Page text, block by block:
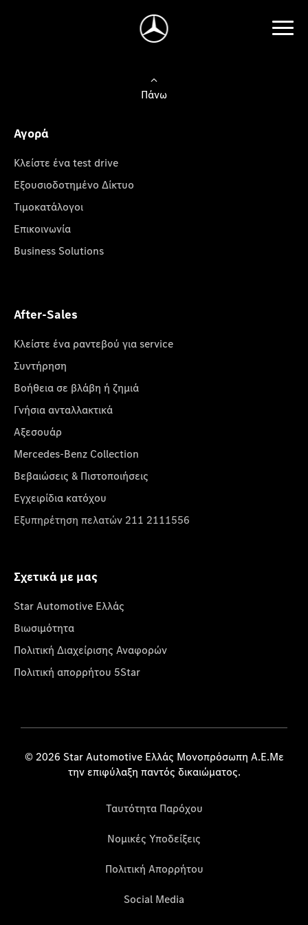
Πάνω
Αγορά
Κλείστε ένα test drive
Εξουσιοδοτημένο Δίκτυο
Τιμοκατάλογοι
Επικοινωνία
Business Solutions
After-Sales
Κλείστε ένα ραντεβού για service
Συντήρηση
Βοήθεια σε βλάβη ή ζημιά
Γνήσια ανταλλακτικά
Αξεσουάρ
Mercedes-Benz Collection
Βεβαιώσεις & Πιστοποιήσεις
Εγχειρίδια κατόχου
Εξυπηρέτηση πελατών 211 2111556
Σχετικά με μας
Star Automotive Ελλάς
Βιωσιμότητα
Πολιτική Διαχείρισης Αναφορών
Πολιτική απορρήτου 5Star
© 2026 Star Automotive Ελλάς Μονοπρόσωπη Α.Ε.Με
την επιφύλαξη παντός δικαιώματος.
Ταυτότητα Παρόχου
Νομικές Υποδείξεις
Πολιτική Απορρήτου
Social Media